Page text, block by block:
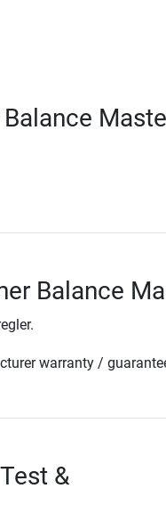
Balance
warranty /
&